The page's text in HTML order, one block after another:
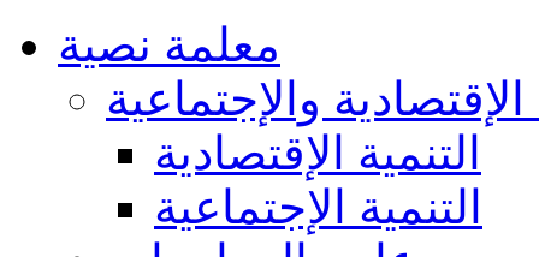
معلمة نصية
الإقتصادية والإجتماعية
التنمية الإقتصادية
التنمية الإجتماعية